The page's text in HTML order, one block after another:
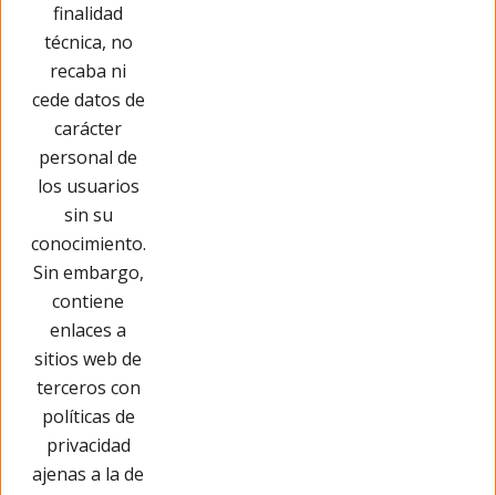
Páginas Legales
finalidad
técnica, no
recaba ni
cede datos de
carácter
personal de
los usuarios
sin su
conocimiento.
Sin embargo,
contiene
enlaces a
sitios web de
terceros con
políticas de
privacidad
ajenas a la de